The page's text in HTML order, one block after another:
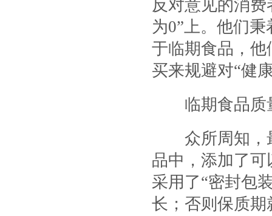
反对意见的消
为0”上。他们
于临期食品，
买来规避对“健
临期食品质
众所周知，最
品中，添加了
采用了“密封包
长；否则保质